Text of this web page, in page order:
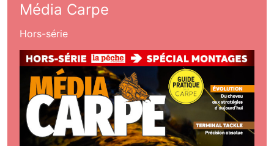
Média Carpe
Hors-série